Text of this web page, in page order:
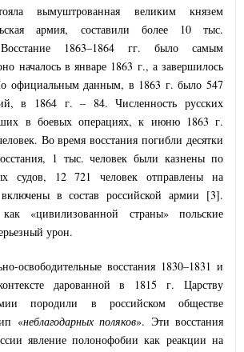
вымуштрованная великим князем
армия, составили более 10 тыс.
1863–1864 гг. было самым
началось в январе 1863 г., а завершилось
официальным данным, в 1863 г. было 547
в 1864 г. – 84. Численность русских
в боевых операциях, к июню 1863 г.
Во время восстания погибли десятки
1 тыс. человек были казнены по
судов, 12 721 человек отправлены на
в состав российской армии [3].
«цивилизованной страны» польские
урон.
освободительные восстания 1830–1831 и
дарованной в 1815 г. Царству
породили в российском обществе
«неблагодарных поляков». Эти восстания
явление полонофобии как реакции на